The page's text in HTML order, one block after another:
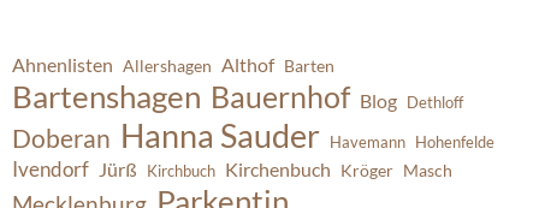
Ahnenlisten Allershagen Althof Barten
Bartenshagen Bauernhof Blog Dethloff
Doberan Hanna Sauder Havemann Hohenfelde
Ivendorf Jürß Kirchbuch Kirchenbuch Kröger Masch